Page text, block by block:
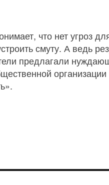
что нет угроз
смуту. А ведь
предлагали